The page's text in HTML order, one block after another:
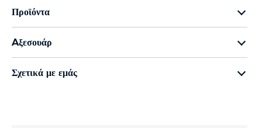
Προϊόντα
Οικογένεια g
Aξεσουάρ
Σχετικά με εμάς